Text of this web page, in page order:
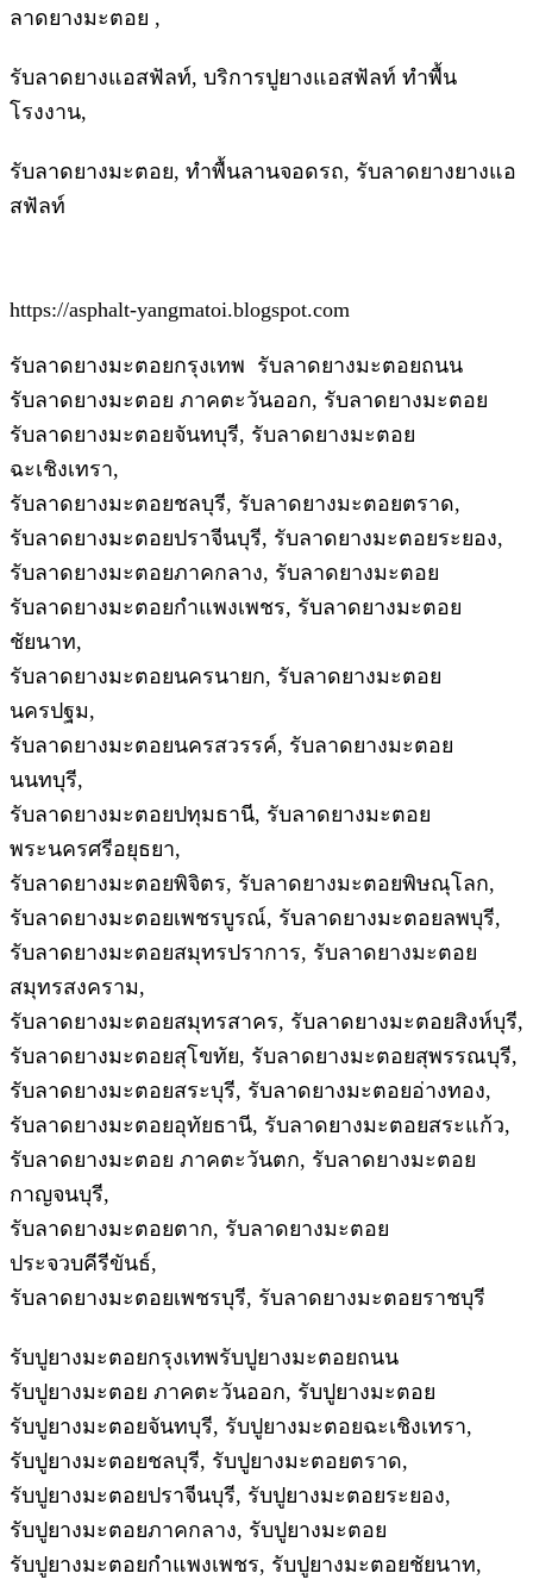
ลาดยางมะตอย ,
รับลาดยางแอสฟัลท์, บริการปูยางแอสฟัลท์ ทำพื้น
โรงงาน,
รับลาดยางมะตอย, ทำพื้นลานจอดรถ, รับลาดยางยางแอ
สฟัลท์
https://asphalt-yangmatoi.blogspot.com
รับลาดยางมะตอยกรุงเทพ รับลาดยางมะตอยถนน
รับลาดยางมะตอย ภาคตะวันออก, รับลาดยางมะตอย
รับลาดยางมะตอยจันทบุรี, รับลาดยางมะตอย
ฉะเชิงเทรา,
รับลาดยางมะตอยชลบุรี, รับลาดยางมะตอยตราด,
รับลาดยางมะตอยปราจีนบุรี, รับลาดยางมะตอยระยอง,
รับลาดยางมะตอยภาคกลาง, รับลาดยางมะตอย
รับลาดยางมะตอยกำแพงเพชร, รับลาดยางมะตอย
ชัยนาท,
รับลาดยางมะตอยนครนายก, รับลาดยางมะตอย
นครปฐม,
รับลาดยางมะตอยนครสวรรค์, รับลาดยางมะตอย
นนทบุรี,
รับลาดยางมะตอยปทุมธานี, รับลาดยางมะตอย
พระนครศรีอยุธยา,
รับลาดยางมะตอยพิจิตร, รับลาดยางมะตอยพิษณุโลก,
รับลาดยางมะตอยเพชรบูรณ์, รับลาดยางมะตอยลพบุรี,
รับลาดยางมะตอยสมุทรปราการ, รับลาดยางมะตอย
สมุทรสงคราม,
รับลาดยางมะตอยสมุทรสาคร, รับลาดยางมะตอยสิงห์บุรี,
รับลาดยางมะตอยสุโขทัย, รับลาดยางมะตอยสุพรรณบุรี,
รับลาดยางมะตอยสระบุรี, รับลาดยางมะตอยอ่างทอง,
รับลาดยางมะตอยอุทัยธานี, รับลาดยางมะตอยสระแก้ว,
รับลาดยางมะตอย ภาคตะวันตก, รับลาดยางมะตอย
กาญจนบุรี,
รับลาดยางมะตอยตาก, รับลาดยางมะตอย
ประจวบคีรีขันธ์,
รับลาดยางมะตอยเพชรบุรี, รับลาดยางมะตอยราชบุรี
รับปูยางมะตอยกรุงเทพรับปูยางมะตอยถนน
รับปูยางมะตอย ภาคตะวันออก, รับปูยางมะตอย
รับปูยางมะตอยจันทบุรี, รับปูยางมะตอยฉะเชิงเทรา,
รับปูยางมะตอยชลบุรี, รับปูยางมะตอยตราด,
รับปูยางมะตอยปราจีนบุรี, รับปูยางมะตอยระยอง,
รับปูยางมะตอยภาคกลาง, รับปูยางมะตอย
รับปูยางมะตอยกำแพงเพชร, รับปูยางมะตอยชัยนาท,